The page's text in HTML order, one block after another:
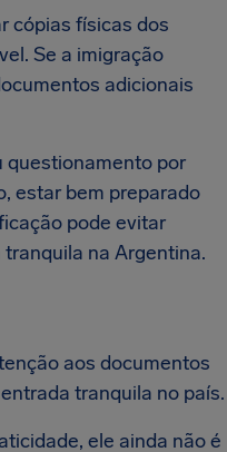
cópias físicas dos
Se a imigração
adicionais
questionamento por
estar bem preparado
pode evitar
na Argentina.
aos documentos
tranquila no país.
ele ainda não é